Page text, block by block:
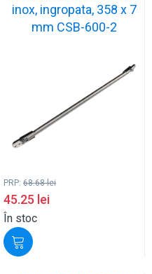
inox, ingropata, 358 x 7
mm CSB-600-2
PRP: 68.68lei
45.25 lei
În stoc